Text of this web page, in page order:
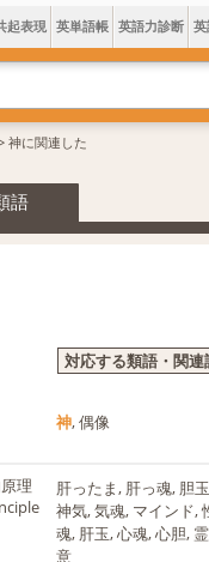
起表現 英単語帳 英語力診断
神に関連した
語
対応する類語・関連
神, 偶像
理
肝ったま, 肝っ魂, 胆
神気, 気魂, マインド,
魂, 肝玉, 心魂, 心胆,
意